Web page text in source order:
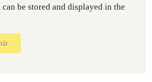
be stored and displayed in the